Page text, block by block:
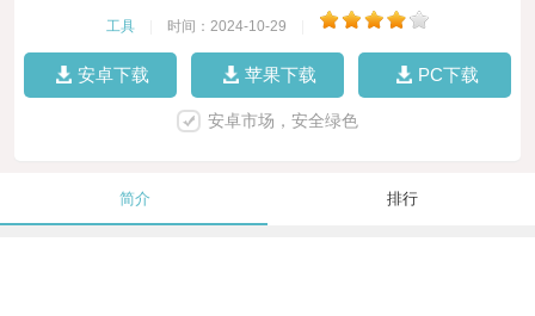
工具 时间：2024-10-29
安卓下载 苹果下载 PC下载
安卓市场，安全绿色
简介 排行